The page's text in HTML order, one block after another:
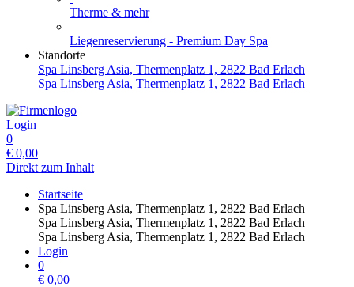
Therme & mehr
Liegenreservierung - Premium Day Spa
Standorte
Spa Linsberg Asia, Thermenplatz 1, 2822 Bad Erlach
Spa Linsberg Asia, Thermenplatz 1, 2822 Bad Erlach
Login
0
€ 0,00
Direkt zum Inhalt
Startseite
Spa Linsberg Asia, Thermenplatz 1, 2822 Bad Erlach
Spa Linsberg Asia, Thermenplatz 1, 2822 Bad Erlach
Spa Linsberg Asia, Thermenplatz 1, 2822 Bad Erlach
Login
0
€ 0,00